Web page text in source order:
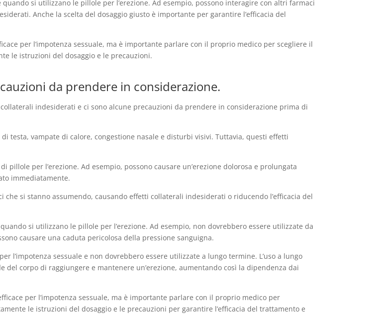
si utilizzano le pillole per l’erezione. Ad esempio, possono interagire con altri farmaci
Anche la scelta del dosaggio giusto è importante per garantire l’efficacia del
per l’impotenza sessuale, ma è importante parlare con il proprio medico per scegliere il
le istruzioni del dosaggio e le precauzioni.
da prendere in considerazione.
indesiderati e ci sono alcune precauzioni da prendere in considerazione prima di
testa, vampate di calore, congestione nasale e disturbi visivi. Tuttavia, questi effetti
pillole per l’erezione. Ad esempio, possono causare un’erezione dolorosa e prolungata
immediatamente.
si stanno assumendo, causando effetti collaterali indesiderati o riducendo l’efficacia del
si utilizzano le pillole per l’erezione. Ad esempio, non dovrebbero essere utilizzate da
causare una caduta pericolosa della pressione sanguigna.
l’impotenza sessuale e non dovrebbero essere utilizzate a lungo termine. L’uso a lungo
corpo di raggiungere e mantenere un’erezione, aumentando così la dipendenza dai
per l’impotenza sessuale, ma è importante parlare con il proprio medico per
le istruzioni del dosaggio e le precauzioni per garantire l’efficacia del trattamento e